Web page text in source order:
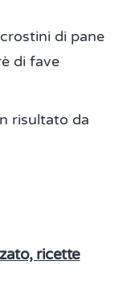
di pane
di fave
risultato da
ricette